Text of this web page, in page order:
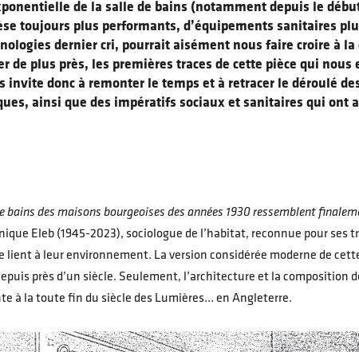
de la salle de bains (notamment depuis le
toujours plus performants, d’équipements sanitaires
dernier cri, pourrait aisément nous faire croire à
de plus près, les premières traces de cette pièce qui
invite donc à remonter le temps et à retracer le déroulé
ainsi que des impératifs sociaux et sanitaires qui ont
bains des maisons bourgeoises des années 1930 ressemblent
Eleb (1945-2023), sociologue de l’habitat, reconnue pour
à leur environnement. La version considérée moderne de
près d’un siècle. Seulement, l’architecture et la composition
à la toute fin du siècle des Lumières… en Angleterre.